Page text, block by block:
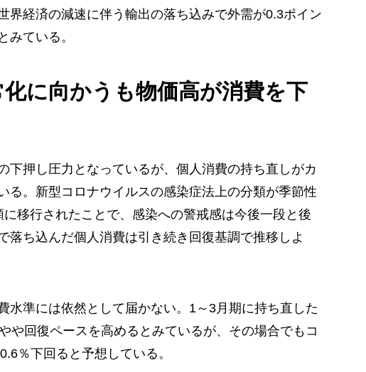
界経済の減速に伴う輸出の落ち込みで外需が0.3ポイン
みている。
に向かうも物価高が消費を下
下押し圧力となっているが、個人消費の持ち直しがカ
る。新型コロナウイルスの感染症法上の分類が季節性
移行されたことで、感染への警戒感は今後一段と後
落ち込んだ個人消費は引き続き回復基調で推移しよ
水準には依然として届かない。1～3月期に持ち直した
や回復ペースを高めるとみているが、その場合でもコ
％下回ると予想している。